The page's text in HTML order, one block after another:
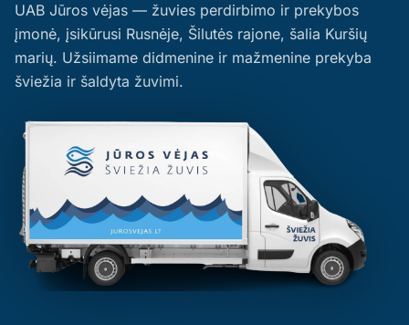
UAB Jūros vėjas — žuvies perdirbimo ir prekybos
įmonė, įsikūrusi Rusnėje, Šilutės rajone, šalia Kuršių
marių. Užsiimame didmenine ir mažmenine prekyba
šviežia ir šaldyta žuvimi.